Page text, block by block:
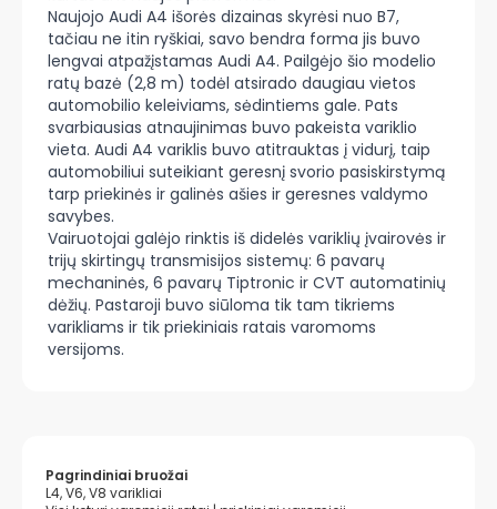
Naujojo Audi A4 išorės dizainas skyrėsi nuo B7,
tačiau ne itin ryškiai, savo bendra forma jis buvo
lengvai atpažįstamas Audi A4. Pailgėjo šio modelio
ratų bazė (2,8 m) todėl atsirado daugiau vietos
automobilio keleiviams, sėdintiems gale. Pats
svarbiausias atnaujinimas buvo pakeista variklio
vieta. Audi A4 variklis buvo atitrauktas į vidurį, taip
automobiliui suteikiant geresnį svorio pasiskirstymą
tarp priekinės ir galinės ašies ir geresnes valdymo
savybes.
Vairuotojai galėjo rinktis iš didelės variklių įvairovės ir
trijų skirtingų transmisijos sistemų: 6 pavarų
mechaninės, 6 pavarų Tiptronic ir CVT automatinių
dėžių. Pastaroji buvo siūloma tik tam tikriems
varikliams ir tik priekiniais ratais varomoms
versijoms.
Pagrindiniai bruožai
L4, V6, V8 varikliai